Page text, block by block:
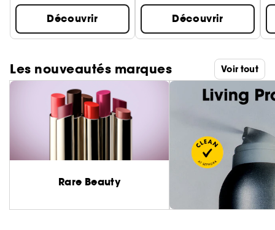
Découvrir Découvrir
Les nouveautés marques Voir tout
Rare Beauty